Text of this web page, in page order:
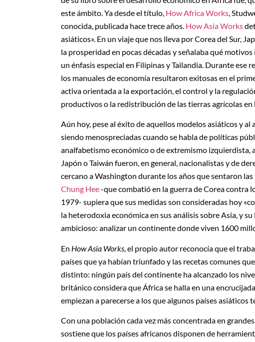
este ámbito. Ya desde el título, How Africa Works,
conocida, publicada hace trece años. How Asia Works
asiáticos». En un viaje que nos lleva por Corea del Sur,
la prosperidad en pocas décadas y señalaba qué
un énfasis especial en Filipinas y Tailandia. Durante
los manuales de economía resultaron exitosas en el
activa orientada a la exportación, el control y la
productivos o la redistribución de las tierras agrícolas
Aún hoy, pese al éxito de aquellos modelos asiáticos y
siendo menospreciadas cuando se habla de políticas
analfabetismo económico o de extremismo izquierdista,
Japón o Taiwán fueron, en general, nacionalistas y de
cercano a Washington durante los años que sentaron
Chung Hee-que combatió en la guerra de Corea contra
1979- supiera que sus medidas son consideradas hoy
la heterodoxia económica en sus análisis sobre Asia, y
ambicioso: analizar un continente donde viven 1600
En How Asia Works , el propio autor reconocía que el
países que ya habían triunfado y las recetas comunes
distinto: ningún país del continente ha alcanzado los
británico considera que África se halla en una
empiezan a parecerse a los que algunos países asiáticos
Con una población cada vez más concentrada en
sostiene que los países africanos disponen de